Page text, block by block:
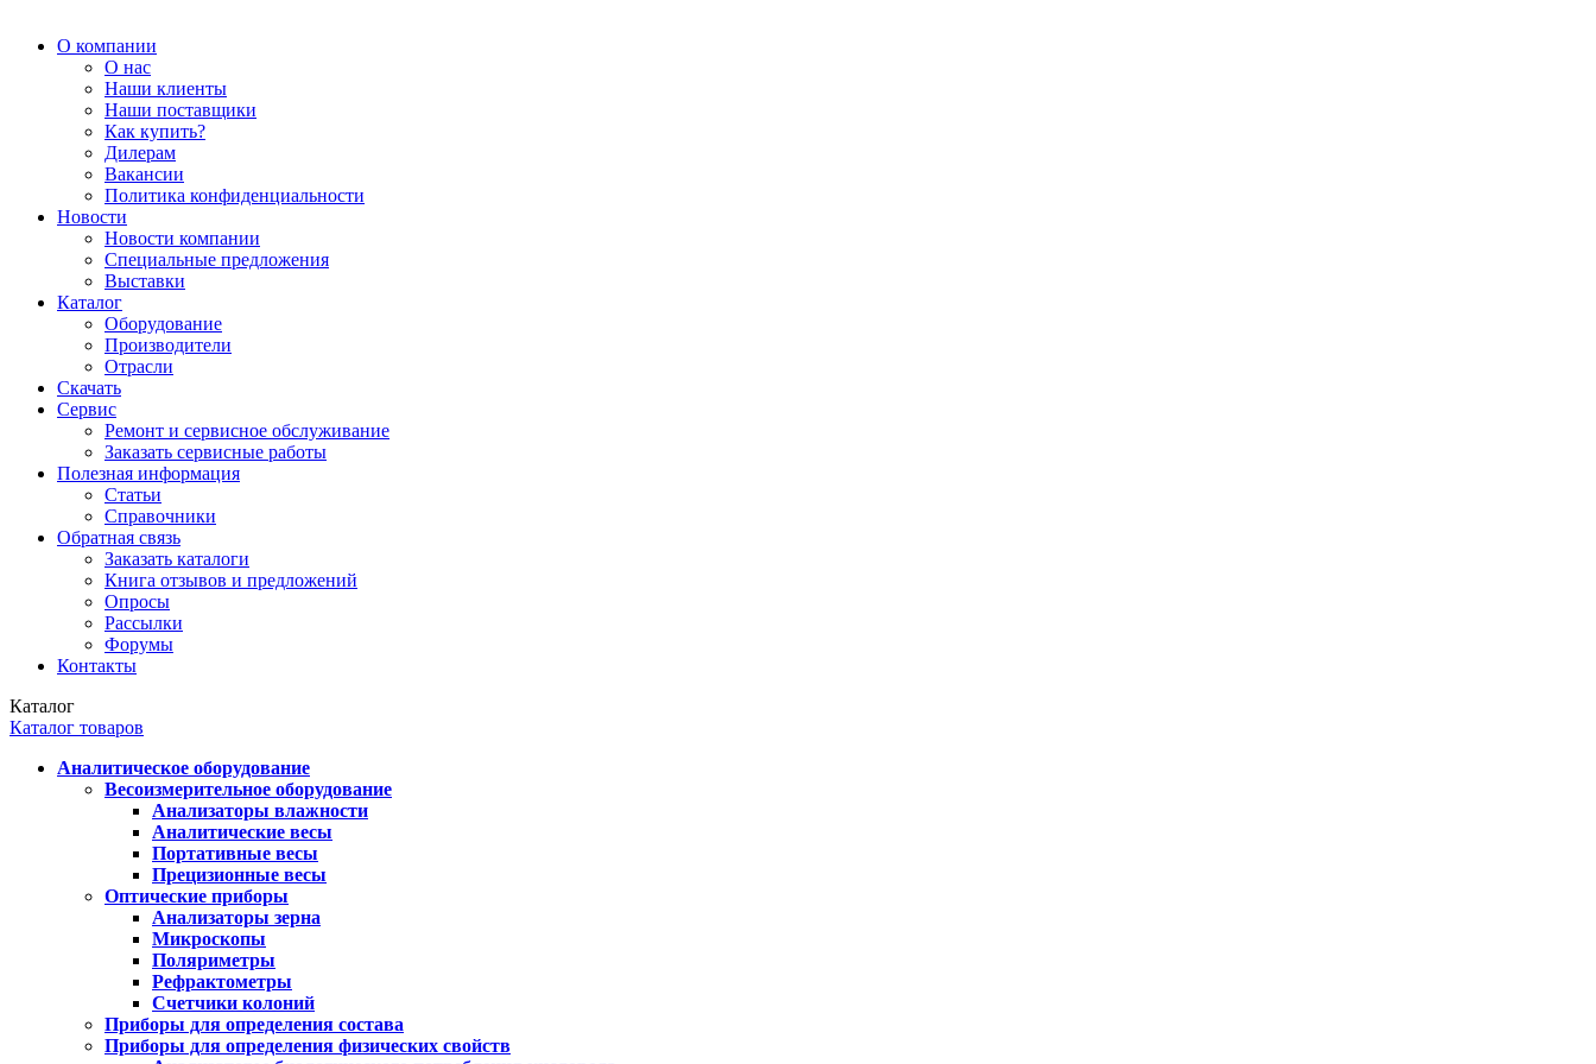
О компании
О нас
Наши клиенты
Наши поставщики
Как купить?
Дилерам
Вакансии
Политика конфиденциальности
Новости
Новости компании
Специальные предложения
Выставки
Каталог
Оборудование
Производители
Отрасли
Скачать
Сервис
Ремонт и сервисное обслуживание
Заказать сервисные работы
Полезная информация
Статьи
Справочники
Обратная связь
Заказать каталоги
Книга отзывов и предложений
Опросы
Рассылки
Форумы
Контакты
Каталог
Каталог товаров
Аналитическое оборудование
Весоизмерительное оборудование
Анализаторы влажности
Аналитические весы
Портативные весы
Прецизионные весы
Оптические приборы
Анализаторы зерна
Микроскопы
Поляриметры
Рефрактометры
Счетчики колоний
Приборы для определения состава
Приборы для определения физических свойств